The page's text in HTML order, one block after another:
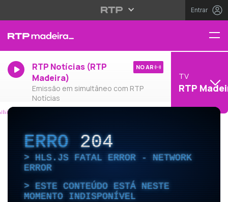
Entrar
RTP Notícias (RTP
Madeira)
Emissão em simultâneo com RTP
Notícias
NO AR
TV
RTP
ERRO204
HLS.JS FATAL ERROR - NETWORK
ERROR
ESTE CONTEÚDO ESTÁ NESTE
MOMENTO INDISPONÍVEL